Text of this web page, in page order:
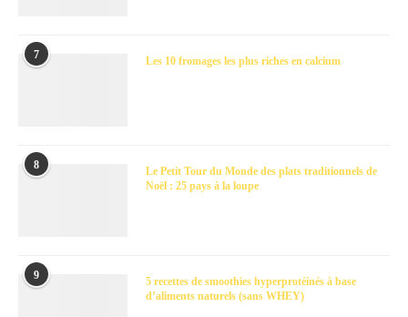
7 Les 10 fromages les plus riches en calcium
8
Le Petit Tour du Monde des plats traditionnels de
Noël : 25 pays à la loupe
9
5 recettes de smoothies hyperprotéinés à base
d’aliments naturels (sans WHEY)